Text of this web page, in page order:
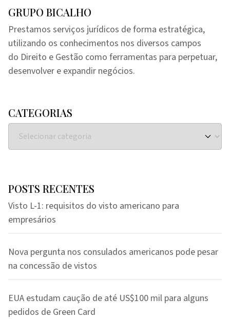
GRUPO BICALHO
Prestamos serviços jurídicos de forma estratégica,
utilizando os conhecimentos nos diversos campos
do Direito e Gestão como ferramentas para perpetuar,
desenvolver e expandir negócios.
CATEGORIAS
POSTS RECENTES
Visto L-1: requisitos do visto americano para
empresários
Nova pergunta nos consulados americanos pode pesar
na concessão de vistos
EUA estudam caução de até US$100 mil para alguns
pedidos de Green Card